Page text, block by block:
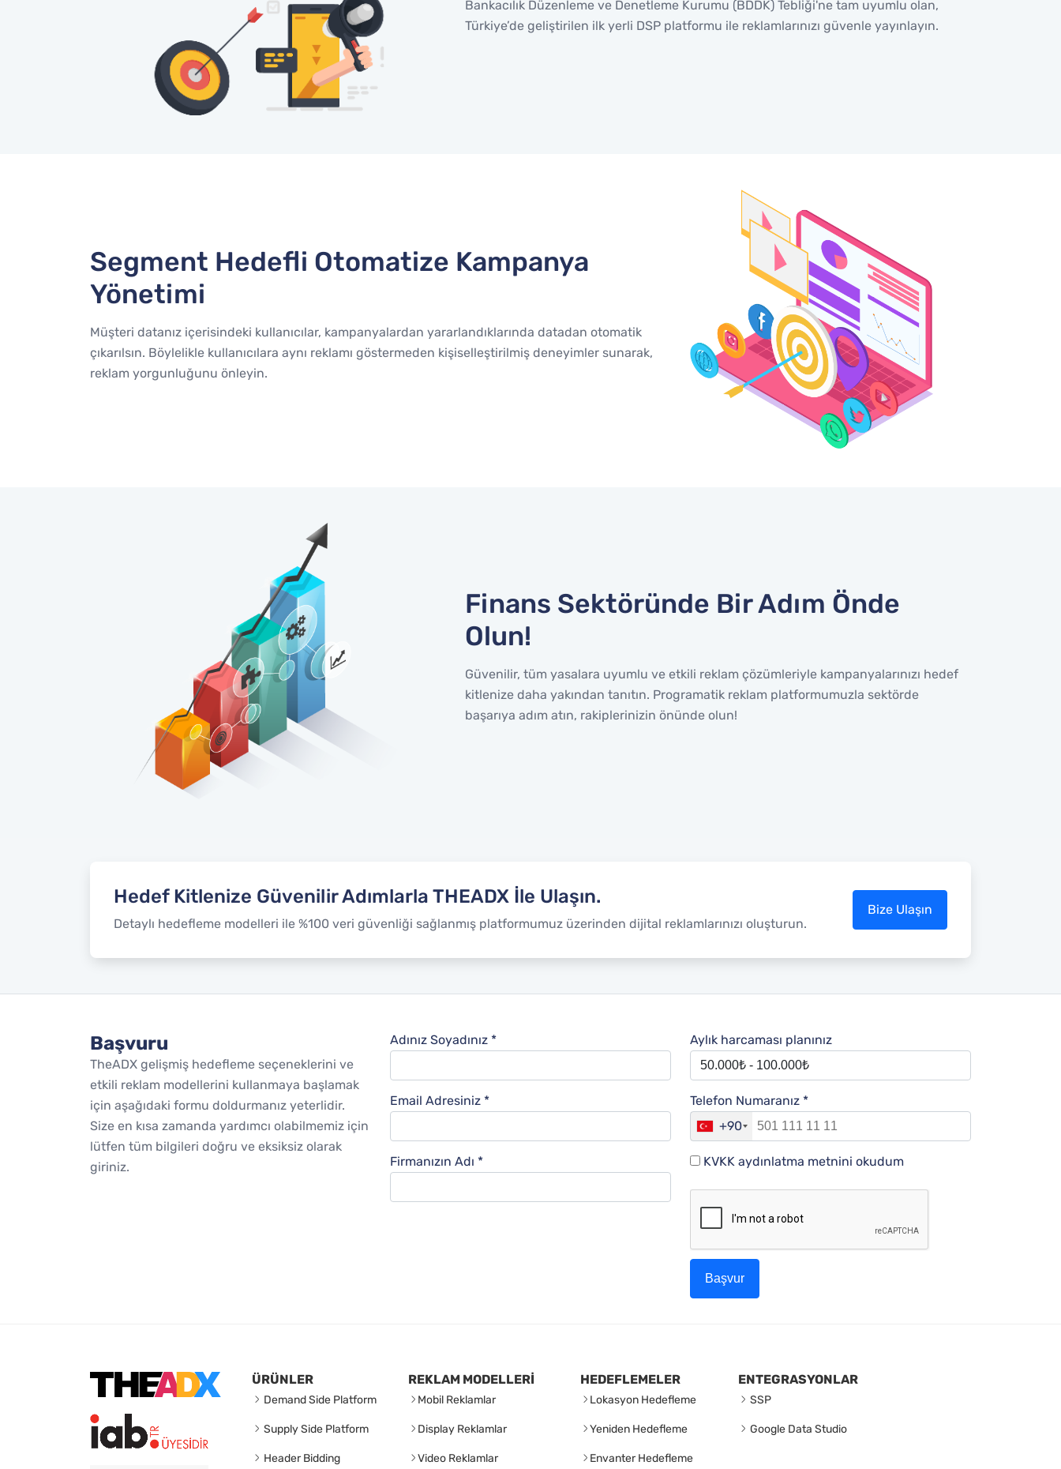
Bankacılık Düzenleme ve Denetleme Kurumu (BDDK) Tebliği'ne tam uyumlu olan,
Türkiye’de geliştirilen ilk yerli DSP platformu ile reklamlarınızı güvenle yayınlayın.
Segment Hedefli Otomatize Kampanya
Yönetimi
Müşteri datanız içerisindeki kullanıcılar, kampanyalardan yararlandıklarında datadan otomatik
çıkarılsın. Böylelikle kullanıcılara aynı reklamı göstermeden kişiselleştirilmiş deneyimler sunarak,
reklam yorgunluğunu önleyin.
Finans Sektöründe Bir Adım Önde
Olun!
Güvenilir, tüm yasalara uyumlu ve etkili reklam çözümleriyle kampanyalarınızı hedef
kitlenize daha yakından tanıtın. Programatik reklam platformumuzla sektörde
başarıya adım atın, rakiplerinizin önünde olun!
Hedef Kitlenize Güvenilir Adımlarla THEADX İle Ulaşın.
Detaylı hedefleme modelleri ile %100 veri güvenliği sağlanmış platformumuz üzerinden dijital reklamlarınızı oluşturun.
Bize Ulaşın
Başvuru
TheADX gelişmiş hedefleme seçeneklerini ve
etkili reklam modellerini kullanmaya başlamak
için aşağıdaki formu doldurmanız yeterlidir.
Size en kısa zamanda yardımcı olabilmemiz için
lütfen tüm bilgileri doğru ve eksiksiz olarak
giriniz.
Adınız Soyadınız *
Email Adresiniz *
Firmanızın Adı *
Aylık harcaması planınız
Telefon Numaranız *
+90
KVKK aydınlatma metnini okudum
Başvur
ÜRÜNLER
Demand Side Platform
Supply Side Platform
Header Bidding
REKLAM MODELLERİ
Mobil Reklamlar
Display Reklamlar
Video Reklamlar
HEDEFLEMELER
Lokasyon Hedefleme
Yeniden Hedefleme
Envanter Hedefleme
ENTEGRASYONLAR
SSP
Google Data Studio